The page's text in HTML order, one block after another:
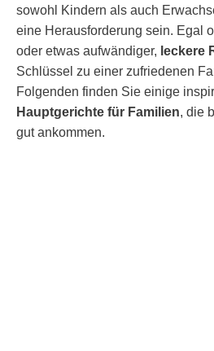
sowohl Kindern als auch
eine Herausforderung sein. Egal
oder etwas aufwändiger, leckere
Schlüssel zu einer zufriedenen
Folgenden finden Sie einige
Hauptgerichte für Familien, die
gut ankommen.